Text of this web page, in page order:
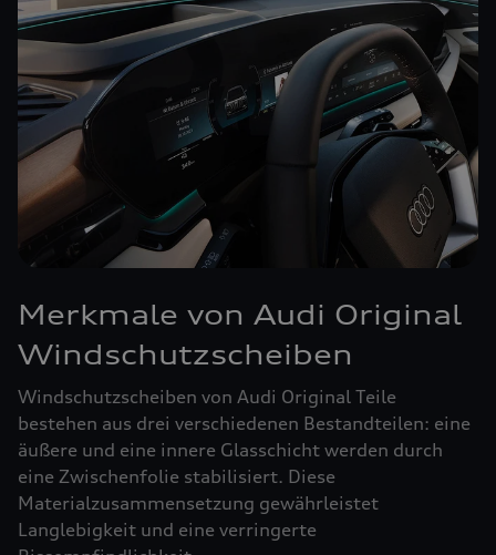
Merkmale von Audi Original
Windschutzscheiben
Windschutzscheiben von Audi Original Teile
bestehen aus drei verschiedenen Bestandteilen: eine
äußere und eine innere Glasschicht werden durch
eine Zwischenfolie stabilisiert. Diese
Materialzusammensetzung gewährleistet
Langlebigkeit und eine verringerte